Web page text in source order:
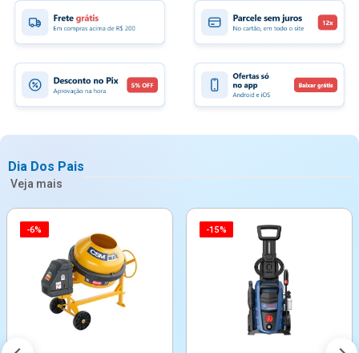
Dia Dos Pais
Veja mais
-6% -15%